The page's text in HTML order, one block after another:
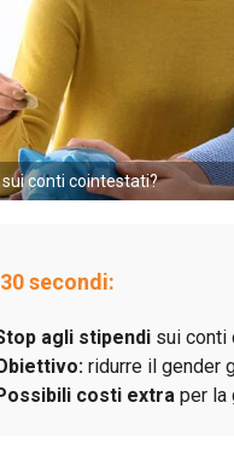
conti cointestati?
secondi:
agli stipendi sui conti
ridurre il gender
costi extra per la